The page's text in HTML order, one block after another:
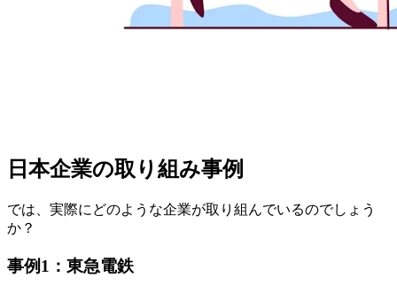
日本企業の取り組み事例
では、実際にどのような企業が取り組んでいるのでしょう
か？
事例1：東急電鉄